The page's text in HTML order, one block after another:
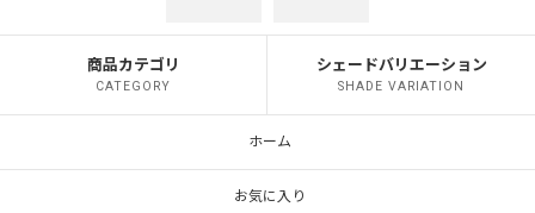
レトロ 1005
商品カテゴリ
CATEGORY
シェードバリエーション
SHADE VARIATION
ホーム
お気に入り